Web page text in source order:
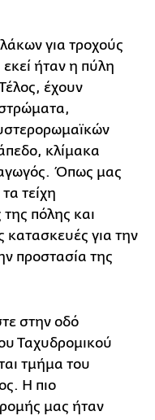
για τροχούς
εκεί ήταν η πύλη
έχουν
κλίμακα
Όπως μας
τείχη
της πόλης και
κατασκευές για την
προστασία της
στην οδό
Ταχυδρομικού
τμήμα του
Η πιο
μας ήταν